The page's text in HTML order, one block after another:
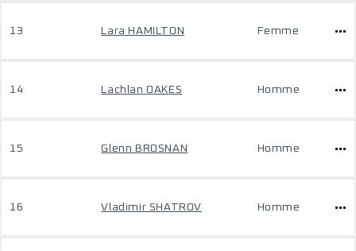
13 Lara HAMILTON Femme
14 Lachlan OAKES Homme
15 Glenn BROSNAN Homme
16 Vladimir SHATROV Homme